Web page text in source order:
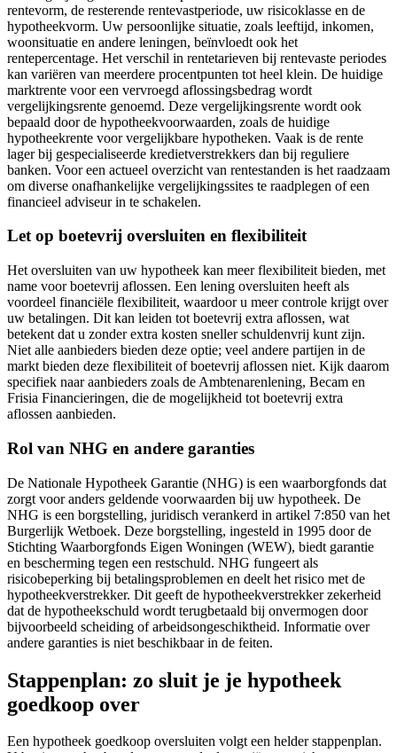
rentevorm, de resterende rentevastperiode, uw risicoklasse en de
hypotheekvorm. Uw persoonlijke situatie, zoals leeftijd, inkomen,
woonsituatie en andere leningen, beïnvloedt ook het
rentepercentage. Het verschil in rentetarieven bij rentevaste periodes
kan variëren van meerdere procentpunten tot heel klein. De huidige
marktrente voor een vervroegd aflossingsbedrag wordt
vergelijkingsrente genoemd. Deze vergelijkingsrente wordt ook
bepaald door de hypotheekvoorwaarden, zoals de huidige
hypotheekrente voor vergelijkbare hypotheken. Vaak is de rente
lager bij gespecialiseerde kredietverstrekkers dan bij reguliere
banken. Voor een actueel overzicht van rentestanden is het raadzaam
om diverse onafhankelijke vergelijkingssites te raadplegen of een
financieel adviseur in te schakelen.
Let op boetevrij oversluiten en flexibiliteit
Het oversluiten van uw hypotheek kan meer flexibiliteit bieden, met
name voor boetevrij aflossen. Een lening oversluiten heeft als
voordeel financiële flexibiliteit, waardoor u meer controle krijgt over
uw betalingen. Dit kan leiden tot boetevrij extra aflossen, wat
betekent dat u zonder extra kosten sneller schuldenvrij kunt zijn.
Niet alle aanbieders bieden deze optie; veel andere partijen in de
markt bieden deze flexibiliteit of boetevrij aflossen niet. Kijk daarom
specifiek naar aanbieders zoals de Ambtenarenlening, Becam en
Frisia Financieringen, die de mogelijkheid tot boetevrij extra
aflossen aanbieden.
Rol van NHG en andere garanties
De Nationale Hypotheek Garantie (NHG) is een waarborgfonds dat
zorgt voor anders geldende voorwaarden bij uw hypotheek. De
NHG is een borgstelling, juridisch verankerd in artikel 7:850 van het
Burgerlijk Wetboek. Deze borgstelling, ingesteld in 1995 door de
Stichting Waarborgfonds Eigen Woningen (WEW), biedt garantie
en bescherming tegen een restschuld. NHG fungeert als
risicobeperking bij betalingsproblemen en deelt het risico met de
hypotheekverstrekker. Dit geeft de hypotheekverstrekker zekerheid
dat de hypotheekschuld wordt terugbetaald bij onvermogen door
bijvoorbeeld scheiding of arbeidsongeschiktheid. Informatie over
andere garanties is niet beschikbaar in de feiten.
Stappenplan: zo sluit je je hypotheek
goedkoop over
Een hypotheek goedkoop oversluiten volgt een helder stappenplan.